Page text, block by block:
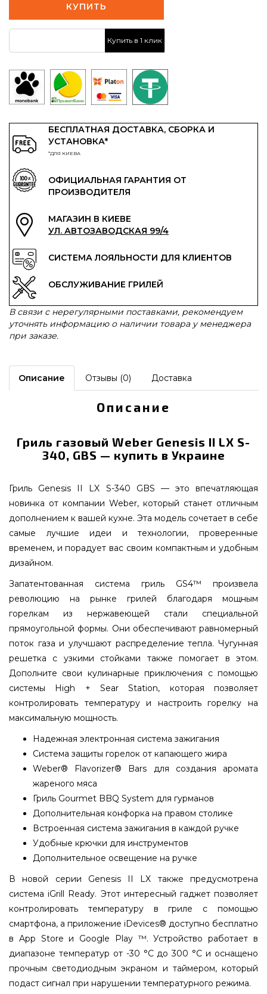
КУПИТЬ
Купить в 1 клик
БЕСПЛАТНАЯ ДОСТАВКА, СБОРКА И
УСТАНОВКА*
*ДЛЯ КИЕВА
ОФИЦИАЛЬНАЯ ГАРАНТИЯ ОТ
ПРОИЗВОДИТЕЛЯ
МАГАЗИН В КИЕВЕ
УЛ. АВТОЗАВОДСКАЯ 99/4
СИСТЕМА ЛОЯЛЬНОСТИ ДЛЯ КЛИЕНТОВ
ОБСЛУЖИВАНИЕ ГРИЛЕЙ
В связи с нерегулярными поставками, рекомендуем
уточнять информацию о наличии товара у менеджера
при заказе.
Описание Отзывы (0) Доставка
Описание
Гриль газовый Weber Genesis II LX S-
340, GBS — купить в Украине
Гриль Genesis II LX S-340 GBS — это впечатляющая
новинка от компании Weber, который станет отличным
дополнением к вашей кухне. Эта модель сочетает в себе
самые лучшие идеи и технологии, проверенные
временем, и порадует вас своим компактным и удобным
дизайном.
Запатентованная система гриль GS4™ произвела
революцию на рынке грилей благодаря мощным
горелкам из нержавеющей стали специальной
прямоугольной формы. Они обеспечивают равномерный
поток газа и улучшают распределение тепла. Чугунная
решетка с узкими стойками также помогает в этом.
Дополните свои кулинарные приключения с помощью
системы High + Sear Station, которая позволяет
контролировать температуру и настроить горелку на
максимальную мощность.
Надежная электронная система зажигания
Система защиты горелок от капающего жира
Weber® Flavorizer® Bars для создания аромата
жареного мяса
Гриль Gourmet BBQ System для гурманов
Дополнительная конфорка на правом столике
Встроенная система зажигания в каждой ручке
Удобные крючки для инструментов
Дополнительное освещение на ручке
В новой серии Genesis II LX также предусмотрена
система iGrill Ready. Этот интересный гаджет позволяет
контролировать температуру в гриле с помощью
смартфона, а приложение iDevices® доступно бесплатно
в App Store и Google Play ™. Устройство работает в
диапазоне температур от -30 °C до 300 °C и оснащено
прочным светодиодным экраном и таймером, который
подаст сигнал при нарушении температурного режима.